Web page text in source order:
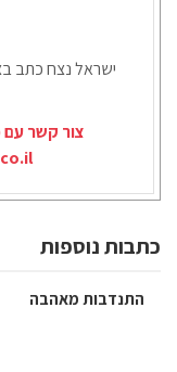
ישראל נצח כתב
צור קשר עם
כתבות נוספות
התנדבות מאהבה